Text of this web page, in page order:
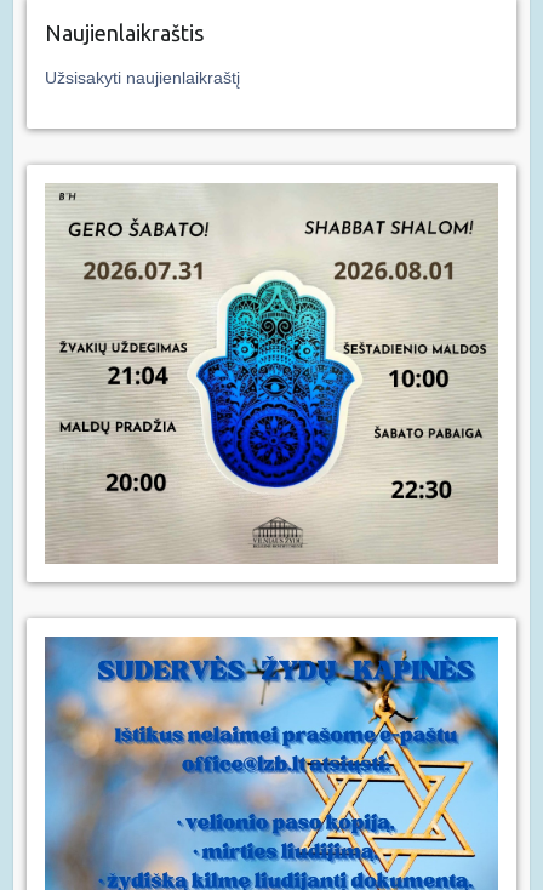
Naujienlaikraštis
Užsisakyti naujienlaikraštį